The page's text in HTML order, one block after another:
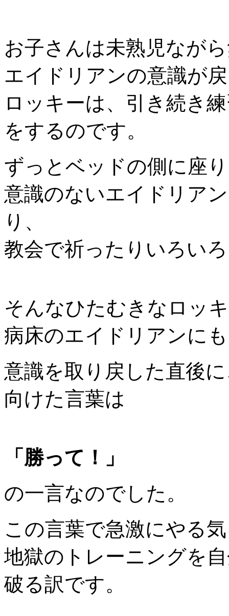
お子さんは未熟児なが
エイドリアンの意識が
ロッキーは、引き続き
をするのです。
ずっとベッドの側に座
意識のないエイドリア
り、
教会で祈ったりいろい
そんなひたむきなロッ
病床のエイドリアンに
意識を取り戻した直後
向けた言葉は
「勝って！」
の一言なのでした。
この言葉で急激にやる
地獄のトレーニングを
破る訳です。